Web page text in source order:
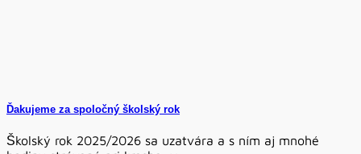
Ďakujeme za spoločný školský rok
Školský rok 2025/2026 sa uzatvára a s ním aj mnohé